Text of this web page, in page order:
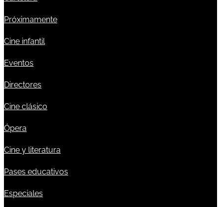
Próximamente
Cine infantil
Eventos
Directores
Cine clásico
Ópera
Cine y literatura
Pases educativos
Especiales